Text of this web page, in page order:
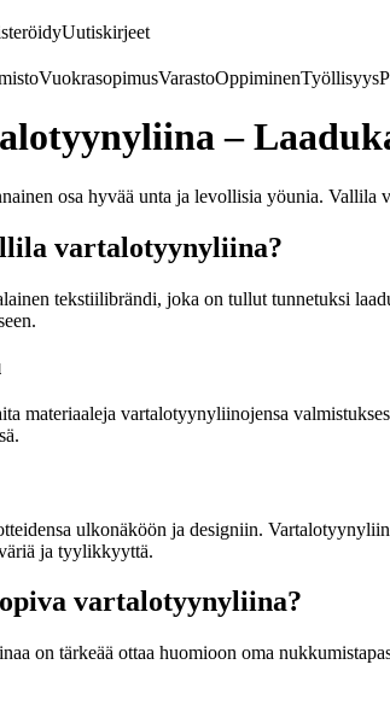
Uutiskirjeet
VuokrasopimusVarastoOppiminenTyöllisyys
–
osa hyvää unta ja levollisia yöunia. Vallila
vartalotyynyliina?
tekstiilibrändi, joka on tullut tunnetuksi
materiaaleja vartalotyynyliinojensa
ulkonäköön ja designiin.
ja tyylikkyyttä.
vartalotyynyliina?
on tärkeää ottaa huomioon oma